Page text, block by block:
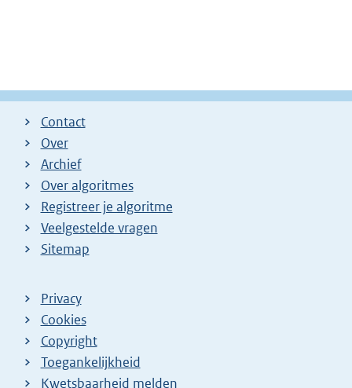
Contact
Over
Archief
Over algoritmes
Registreer je algoritme
Veelgestelde vragen
Sitemap
Privacy
Cookies
Copyright
Toegankelijkheid
Kwetsbaarheid melden